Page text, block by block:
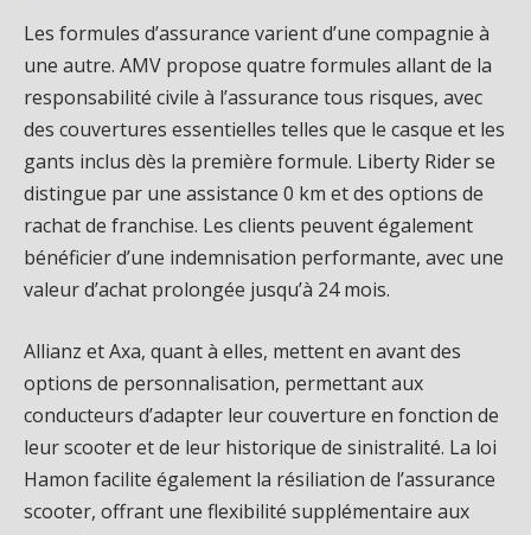
Les formules d’assurance varient d’une compagnie à
une autre. AMV propose quatre formules allant de la
responsabilité civile à l’assurance tous risques, avec
des couvertures essentielles telles que le casque et les
gants inclus dès la première formule. Liberty Rider se
distingue par une assistance 0 km et des options de
rachat de franchise. Les clients peuvent également
bénéficier d’une indemnisation performante, avec une
valeur d’achat prolongée jusqu’à 24 mois.
Allianz et Axa, quant à elles, mettent en avant des
options de personnalisation, permettant aux
conducteurs d’adapter leur couverture en fonction de
leur scooter et de leur historique de sinistralité. La loi
Hamon facilite également la résiliation de l’assurance
scooter, offrant une flexibilité supplémentaire aux